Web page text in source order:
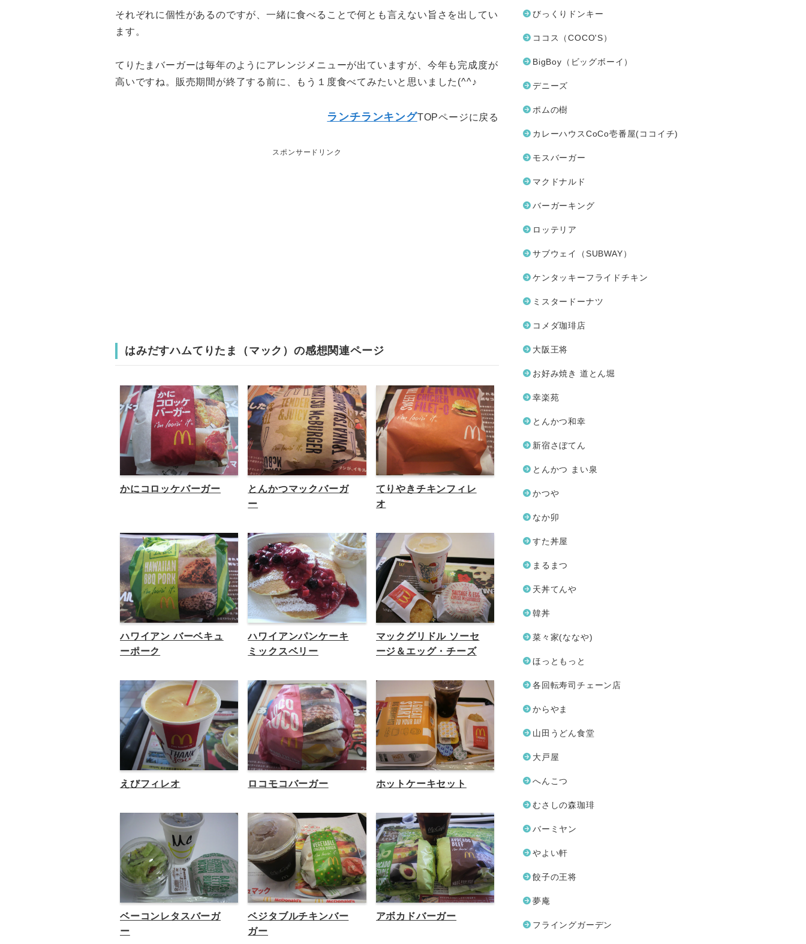
それぞれに個性があるのですが、一緒に食べることで何とも言えない旨さを出してい
ます。
てりたまバーガーは毎年のようにアレンジメニューが出ていますが、今年も完成度が
高いですね。販売期間が終了する前に、もう１度食べてみたいと思いました(^^♪
ランチランキングTOPページに戻る
スポンサードリンク
はみだすハムてりたま（マック）の感想関連ページ
かにコロッケバーガー
とんかつマックバーガ
ー
てりやきチキンフィレ
オ
ハワイアン バーベキュ
ーポーク
ハワイアンパンケーキ
ミックスベリー
マックグリドル ソーセ
ージ＆エッグ・チーズ
えびフィレオ ロコモコバーガー ホットケーキセット
ベーコンレタスバーガ
ー
ベジタブルチキンバー
ガー
アボカドバーガー
びっくりドンキー
ココス（COCO'S）
BigBoy（ビッグボーイ）
デニーズ
ポムの樹
カレーハウスCoCo壱番屋(ココイチ)
モスバーガー
マクドナルド
バーガーキング
ロッテリア
サブウェイ（SUBWAY）
ケンタッキーフライドチキン
ミスタードーナツ
コメダ珈琲店
大阪王将
お好み焼き 道とん堀
幸楽苑
とんかつ和幸
新宿さぼてん
とんかつ まい泉
かつや
なか卯
すた丼屋
まるまつ
天丼てんや
韓丼
菜々家(ななや)
ほっともっと
各回転寿司チェーン店
からやま
山田うどん食堂
大戸屋
へんこつ
むさしの森珈琲
バーミヤン
やよい軒
餃子の王将
夢庵
フライングガーデン